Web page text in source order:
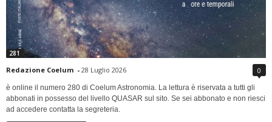
281
Redazione Coelum - 28 Luglio 2026 0
è online il numero 280 di Coelum Astronomia. La lettura è riservata a tutti gli
abbonati in possesso del livello QUASAR sul sito. Se sei abbonato e non riesci
ad accedere contatta la segreteria.